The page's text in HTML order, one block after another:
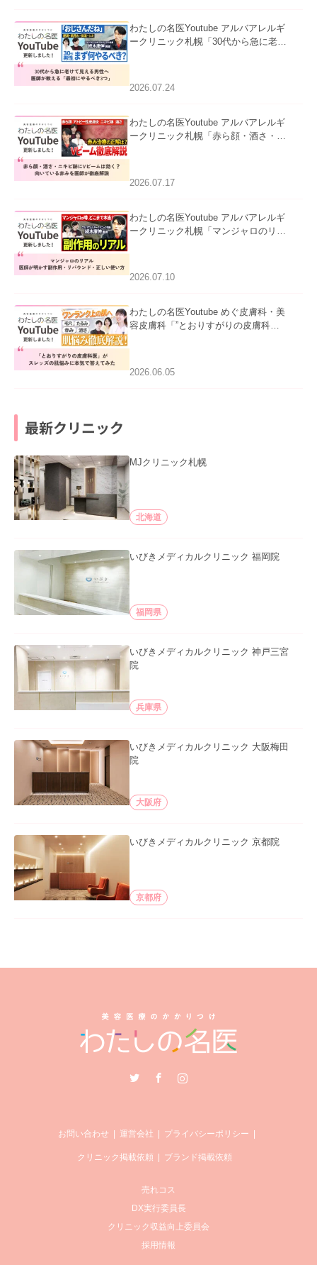
わたしの名医Youtube アルバアレルギ
ークリニック札幌「30代から急に老け
た。
2026.07.24
わたしの名医Youtube アルバアレルギ
ークリニック札幌「赤ら顔・酒さ・ニ
ました。
2026.07.17
わたしの名医Youtube アルバアレルギ
ークリニック札幌「マンジャロのリア
た。
2026.07.10
わたしの名医Youtube めぐ皮膚科・美
容皮膚科「”とおりすがりの皮膚科
2026.06.05
最新クリニック
MJクリニック札幌
北海道
いびきメディカルクリニック 福岡院
福岡県
いびきメディカルクリニック 神戸三宮
院
兵庫県
いびきメディカルクリニック 大阪梅田
院
大阪府
いびきメディカルクリニック 京都院
京都府
Instagram
お問い合わせ 運営会社 プライバシーポリシー
クリニック掲載依頼 ブランド掲載依頼
売れコス
DX実行委員長
クリニック収益向上委員会
採用情報